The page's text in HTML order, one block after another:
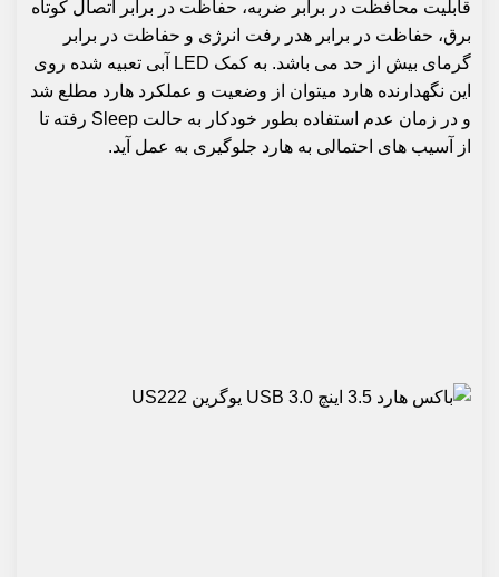
قابلیت محافظت در برابر ضربه، حفاظت در برابر اتصال کوتاه
برق، حفاظت در برابر هدر رفت انرژی و حفاظت در برابر
گرمای بیش از حد می باشد. به کمک LED آبی تعبیه شده روی
این نگهدارنده هارد میتوان از وضعیت و عملکرد هارد مطلع شد
و در زمان عدم استفاده بطور خودکار به حالت Sleep رفته تا
از آسیب های احتمالی به هارد جلوگیری به عمل آید.